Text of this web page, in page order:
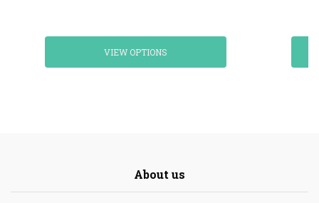
VIEW OPTIONS
About us